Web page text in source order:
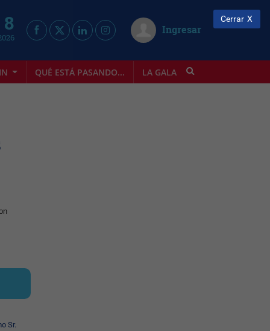
Ingresar
QUÉ ESTÁ PASANDO... LA GALA INFOSTYLE
Sr.
Cerrar